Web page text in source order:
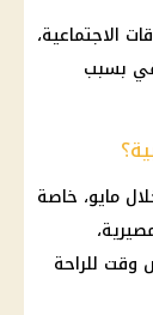
الاجتماعية،
بسبب
مايو، خاصة
وقت للراحة